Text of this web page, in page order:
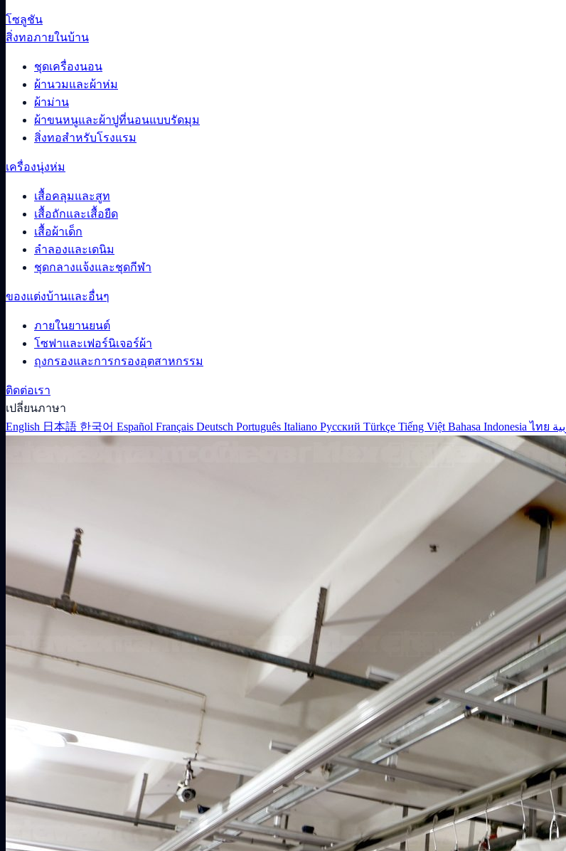
โซลูชัน
สิ่งทอภายในบ้าน
ชุดเครื่องนอน
ผ้านวมและผ้าห่ม
ผ้าม่าน
ผ้าขนหนูและผ้าปูที่นอนแบบรัดมุม
สิ่งทอสำหรับโรงแรม
เครื่องนุ่งห่ม
เสื้อคลุมและสูท
เสื้อถักและเสื้อยืด
เสื้อผ้าเด็ก
ลำลองและเดนิม
ชุดกลางแจ้งและชุดกีฬา
ของแต่งบ้านและอื่นๆ
ภายในยานยนต์
โซฟาและเฟอร์นิเจอร์ผ้า
ถุงกรองและการกรองอุตสาหกรรม
ติดต่อเรา
เปลี่ยนภาษา
English 日本語 한국어 Español Français Deutsch Português Italiano Русский Türkçe Tiếng Việt Bahasa Indonesiaไทย